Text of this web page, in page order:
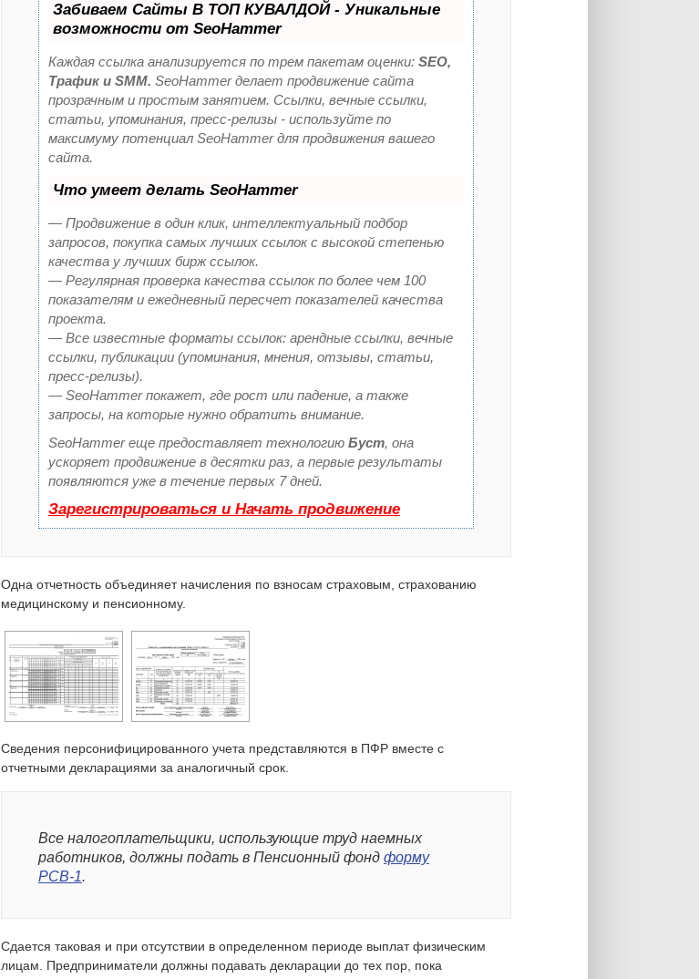
Забиваем Сайты В ТОП КУВАЛДОЙ - Уникальные
возможности от SeoHammer
Каждая ссылка анализируется по трем пакетам оценки: SEO,
Трафик и SMM. SeoHammer делает продвижение сайта
прозрачным и простым занятием. Ссылки, вечные ссылки,
статьи, упоминания, пресс-релизы - используйте по
максимуму потенциал SeoHammer для продвижения вашего
сайта.
Что умеет делать SeoHammer
— Продвижение в один клик, интеллектуальный подбор
запросов, покупка самых лучших ссылок с высокой степенью
качества у лучших бирж ссылок.
— Регулярная проверка качества ссылок по более чем 100
показателям и ежедневный пересчет показателей качества
проекта.
— Все известные форматы ссылок: арендные ссылки, вечные
ссылки, публикации (упоминания, мнения, отзывы, статьи,
пресс-релизы).
— SeoHammer покажет, где рост или падение, а также
запросы, на которые нужно обратить внимание.
SeoHammer еще предоставляет технологию Буст, она
ускоряет продвижение в десятки раз, а первые результаты
появляются уже в течение первых 7 дней.
Зарегистрироваться и Начать продвижение
Одна отчетность объединяет начисления по взносам страховым, страхованию
медицинскому и пенсионному.
Сведения персонифицированного учета представляются в ПФР вместе с
отчетными декларациями за аналогичный срок.
Все налогоплательщики, использующие труд наемных
работников, должны подать в Пенсионный фонд форму
РСВ-1.
Сдается таковая и при отсутствии в определенном периоде выплат физическим
лицам. Предприниматели должны подавать декларации до тех пор, пока